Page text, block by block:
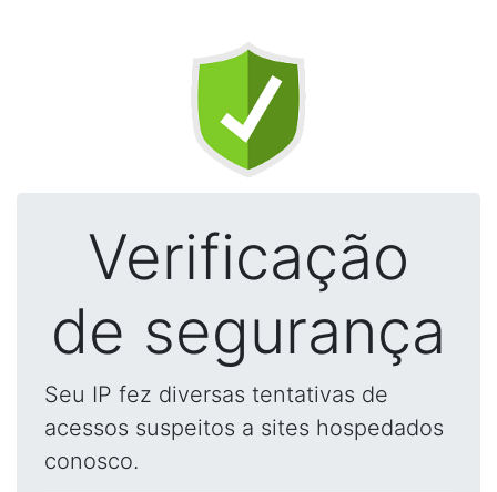
Verificação
de segurança
Seu IP fez diversas tentativas de
acessos suspeitos a sites hospedados
conosco.